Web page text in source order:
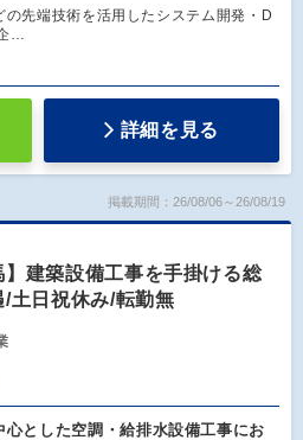
の先端技術を活用したシステム開発・D
…
詳細を見る
掲載期間：26/08/06～26/08/19
】建築設備工事を手掛ける総
土日祝休み/転勤無
心とした空調・給排水設備工事にお